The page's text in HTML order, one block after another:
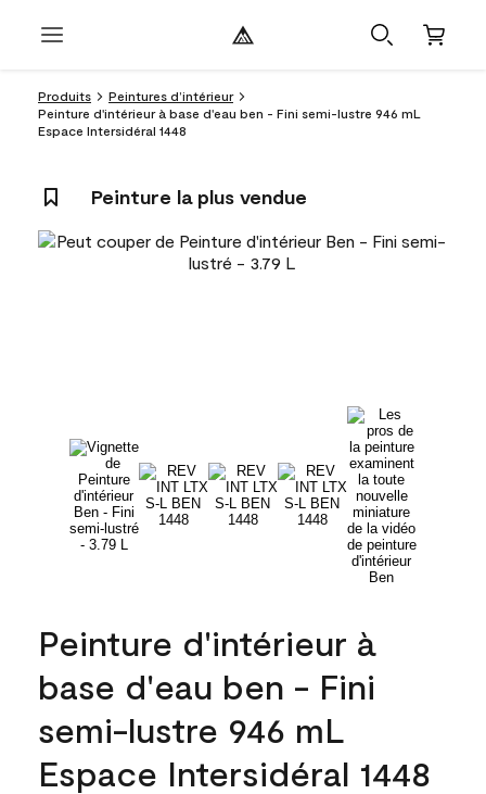
Produits
Peintures d’intérieur
Peinture d'intérieur à base d'eau ben - Fini semi-lustre 946 mL
Espace Intersidéral 1448
Peinture la plus vendue
Peinture d'intérieur à
base d'eau ben - Fini
semi-lustre 946 mL
Espace Intersidéral 1448